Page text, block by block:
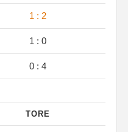
1 : 2
1 : 0
0 : 4
TORE